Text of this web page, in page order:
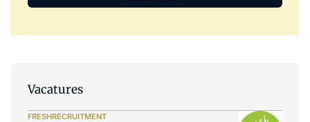
Vacatures
FRESHRECRUITMENT